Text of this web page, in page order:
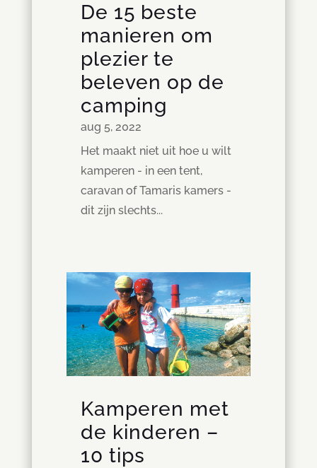
De 15 beste
manieren om
plezier te
beleven op de
camping
aug 5, 2022
Het maakt niet uit hoe u wilt
kamperen - in een tent,
caravan of Tamaris kamers -
dit zijn slechts...
Kamperen met
de kinderen –
10 tips